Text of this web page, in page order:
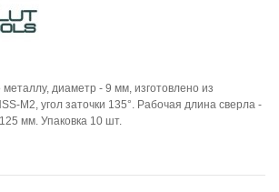
диаметр - 9 мм, изготовлено из
M2, yгол заточки 135°. Рабочая длина сверла -
мм. Упаковка 10 шт.